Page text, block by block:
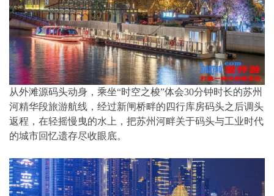
从外滩源码头动身，乘坐“时空之梭”体会30分钟时长的苏州
河精华段旅游航线，经过新闸桥畔的四行库房码头之后调头
返程，在轻摇慢曳的水上，把苏州河畔关于码头与工业时代
的城市回忆遗存尽收眼底。